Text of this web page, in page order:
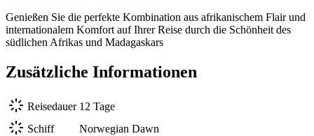
Genießen Sie die perfekte Kombination aus afrikanischem Flair und
internationalem Komfort auf Ihrer Reise durch die Schönheit des
südlichen Afrikas und Madagaskars
Zusätzliche Informationen
Reisedauer 12 Tage
Schiff
Norwegian Dawn